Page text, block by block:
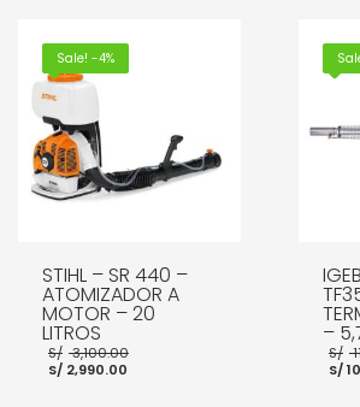
Sale! -4%
STIHL – SR 440 –
ATOMIZADOR A
MOTOR – 20
LITROS
S/ 3,100.00
S/ 2,990.00
–
S/
S/